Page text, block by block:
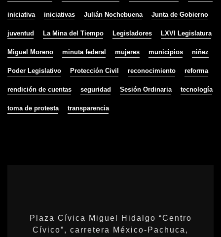
iniciativa iniciativas Julián Nochebuena Junta de Gobierno
juventud La Mina del Tiempo Legisladores LXVI Legislatura
Miguel Moreno minuta federal mujeres municipios niñez
Poder Legislativo Protección Civil reconocimiento reforma
rendición de cuentas seguridad Sesión Ordinaria tecnología
toma de protesta transparencia
Plaza Cívica Miguel Hidalgo “Centro
Cívico”, carretera México-Pachuca,